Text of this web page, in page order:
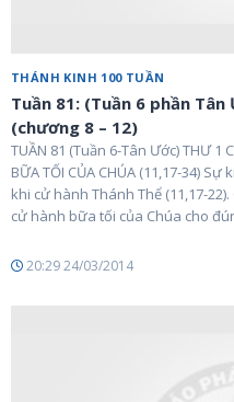
THÁNH KINH 100 TUẦN
Tuần 81: (Tuần 6 phần
(chương 8 – 12)
TUẦN 81 (Tuần 6-Tân Ước) THƯ 1
BỮA TỐI CỦA CHÚA (11,17-34)
khi cử hành Thánh Thể (11,17-
cử hành bữa tối của Chúa cho
20:29 24/03/2014